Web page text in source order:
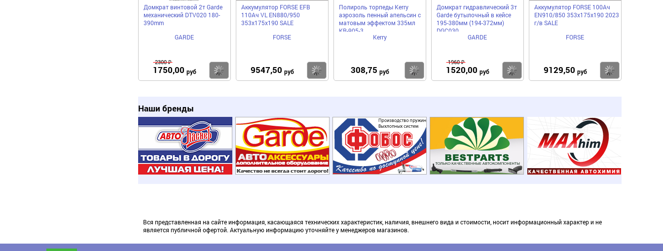
Домкрат винтовой 2т Garde
механический DTV020 180-
390mm
GARDE
2300 ₽
1750,00 руб Купить
Аккумулятор FORSE EFB
110Ач VL EN880/950
353х175х190 SALE
FORSE
9547,50 руб Купить
Полироль торпеды Kerry
аэрозоль пенный апельсин с
матовым эффектом 335мл
KR-905-3
Kerry
308,75 руб Купить
Домкрат гидравлический 3т
Garde бутылочный в кейсе
195-380мм (194-372мм)
DGC030
GARDE
1960 ₽
1520,00 руб Купить
Аккумулятор FORSE 100Ач
EN910/850 353х175х190 2023
г/в SALE
FORSE
9129,50 руб
Наши бренды
Вся представленная на сайте информация, касающаяся технических характеристик, наличия, внешнего вида и стоимости, носит информационный характер и не
является публичной офертой. Актуальную информацию уточняйте у менеджеров магазинов.